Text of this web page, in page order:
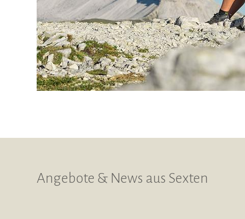
Angebote & News aus Sexten